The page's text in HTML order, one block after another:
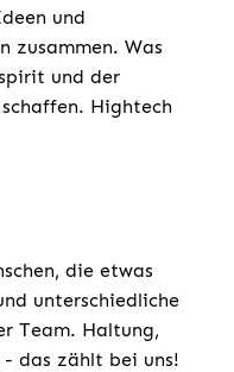
und
zusammen. Was
und der
Hightech
die etwas
unterschiedliche
Team. Haltung,
das zählt bei uns!